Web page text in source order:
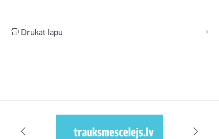
Drukāt lapu